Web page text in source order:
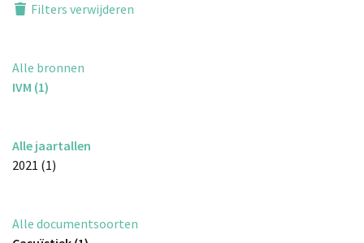
Filters verwijderen
Alle bronnen
IVM (1)
Alle jaartallen
2021 (1)
Alle documentsoorten